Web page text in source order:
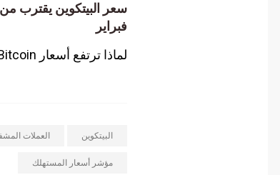
فبراير
لماذا ترتفع أسعار Bitcoin وXRP وDogecoin وCardano اليوم؟
البيتكوين العملات المشفرة
مؤشر أسعار المستهلك